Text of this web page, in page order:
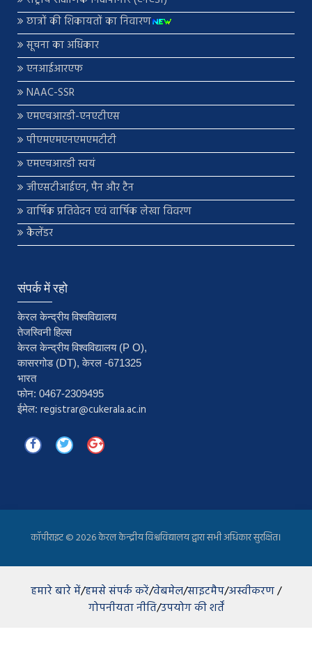
छात्रों की शिकायतों का निवारण
सूचना का अधिकार
एनआईआरएफ
NAAC-SSR
एमएचआरडी-एनएटीएस
पीएमएमएनएमएमटीटी
एमएचआरडी स्वयं
जीएसटीआईएन, पैन और टैन
वार्षिक प्रतिवेदन एवं वार्षिक लेखा विवरण
कैलेंडर
संपर्क में रहो
केरल केन्द्रीय विश्वविद्यालय
तेजस्विनी हिल्स
केरल केन्द्रीय विश्वविद्यालय (P O),
कासरगोड (DT), केरल -671325
भारत
फोन: 0467-2309495
ईमेल: registrar@cukerala.ac.in
कॉपीराइट ©2026 केरल केन्द्रीय विश्वविद्यालय द्वारा सभी अधिकार सुरक्षित।
हमारे बारे में/हमसे संपर्क करें/वेबमेल/साइटमैप/अस्वीकरण/
गोपनीयता नीति/उपयोग की शर्तें